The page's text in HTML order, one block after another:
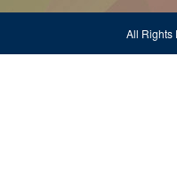
All Rights